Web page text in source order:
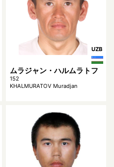
UZB
ムラジャン・ハルムラトフ
152
KHALMURATOV Muradjan